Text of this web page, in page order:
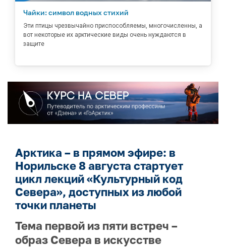
Чайки: символ водных стихий
Эти птицы чрезвычайно приспособляемы, многочисленны, а
вот некоторые их арктические виды очень нуждаются в
защите
Арктика – в прямом эфире: в
Норильске 8 августа стартует
цикл лекций «Культурный код
Севера», доступных из любой
точки планеты
Тема первой из пяти встреч –
образ Севера в искусстве